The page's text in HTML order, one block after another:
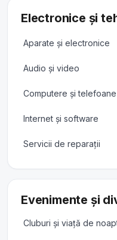
Electronice și
Aparate și electronice
Audio și video
Computere și telefoane
Internet și software
Servicii de reparații
Evenimente și
Cluburi și viață de